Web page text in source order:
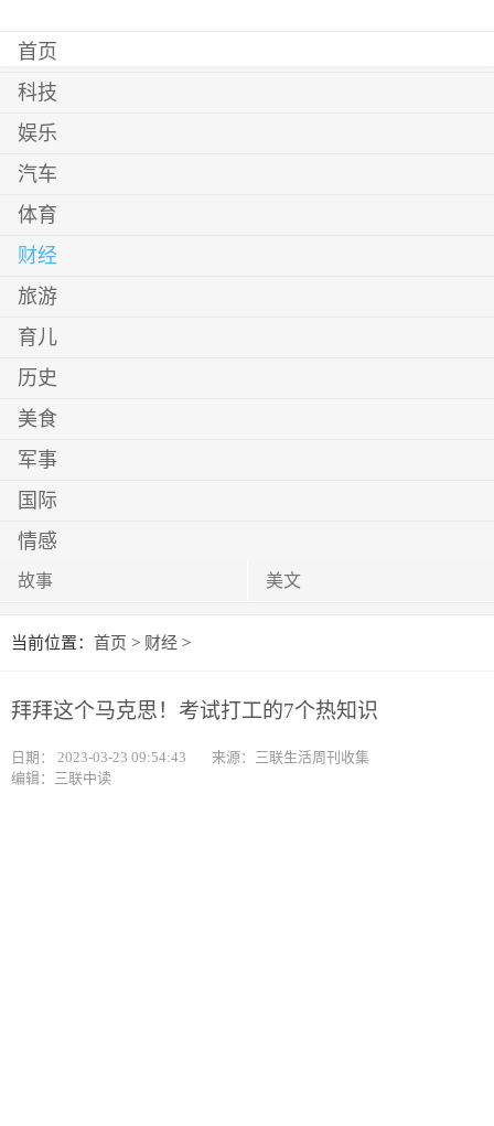
首页
科技
娱乐
汽车
体育
财经
旅游
育儿
历史
美食
军事
国际
情感
故事 美文
当前位置： 首页 > 财经 >
拜拜这个马克思！考试打工的7个热知识
日期： 2023-03-23 09:54:43
来源：三联生活周刊收集
编辑：三联中读